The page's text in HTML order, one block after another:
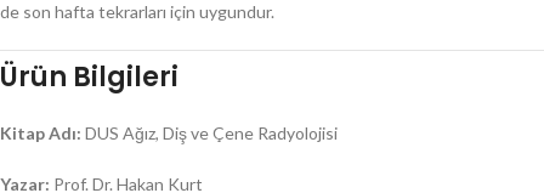
de son hafta tekrarları için uygundur.
Ürün Bilgileri
Kitap Adı: DUS Ağız, Diş ve Çene Radyolojisi
Yazar: Prof. Dr. Hakan Kurt